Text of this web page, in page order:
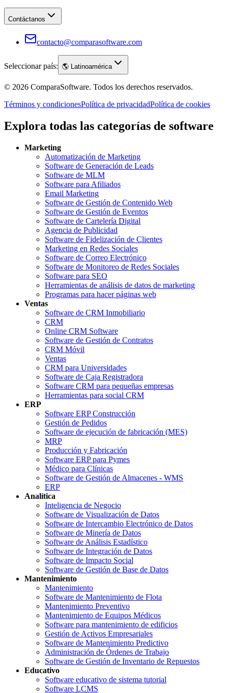
Contáctanos
contacto@comparasoftware.com
Seleccionar país: 🌎 Latinoamérica
© 2026 ComparaSoftware. Todos los derechos reservados.
Términos y condicionesPolítica de privacidadPolítica de cookies
Explora todas las categorías de software
Marketing
Automatización de Marketing
Software de Generación de Leads
Software de MLM
Software para Afiliados
Email Marketing
Software de Gestión de Contenido Web
Software de Gestión de Eventos
Software de Cartelería Digital
Agencia de Publicidad
Software de Fidelización de Clientes
Marketing en Redes Sociales
Software de Correo Electrónico
Software de Monitoreo de Redes Sociales
Software para SEO
Herramientas de análisis de datos de marketing
Programas para hacer páginas web
Ventas
Software de CRM Inmobiliario
CRM
Online CRM Software
Software de Gestión de Contratos
CRM Móvil
Ventas
CRM para Universidades
Software de Caja Registradora
Software CRM para pequeñas empresas
Herramientas para social CRM
ERP
Software ERP Construcción
Gestión de Pedidos
Software de ejecución de fabricación (MES)
MRP
Producción y Fabricación
Software ERP para Pymes
Médico para Clínicas
Software de Gestión de Almacenes - WMS
ERP
Analítica
Inteligencia de Negocio
Software de Visualización de Datos
Software de Intercambio Electrónico de Datos
Software de Minería de Datos
Software de Análisis Estadístico
Software de Integración de Datos
Software de Impacto Social
Software de Gestión de Base de Datos
Mantenimiento
Mantenimiento
Software de Mantenimiento de Flota
Mantenimiento Preventivo
Mantenimiento de Equipos Médicos
Software para mantenimiento de edificios
Gestión de Activos Empresariales
Software de Mantenimiento Predictivo
Administración de Órdenes de Trabajo
Software de Gestión de Inventario de Repuestos
Educativo
Software educativo de sistema tutorial
Software LCMS